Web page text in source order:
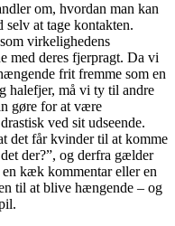
om, hvordan man kan
selv at tage kontakten.
virkelighedens
med deres fjerpragt. Da vi
frit fremme som en
halefjer, må vi ty til andre
gøre for at være
ved sit udseende.
det får kvinder til at komme
der?”, og derfra gælder
kæk kommentar eller en
til at blive hængende – og